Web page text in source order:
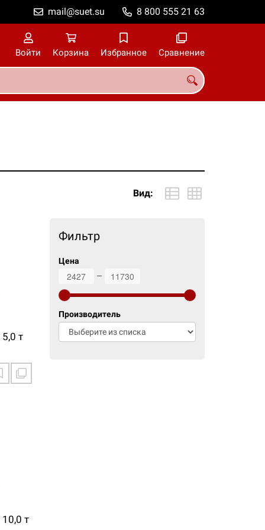
8 800 555 21 63
mail@suet.su
Войти Корзина Избранное Сравнение
Вид:
Фильтр
Цена
2427 11730
Производитель
т
т